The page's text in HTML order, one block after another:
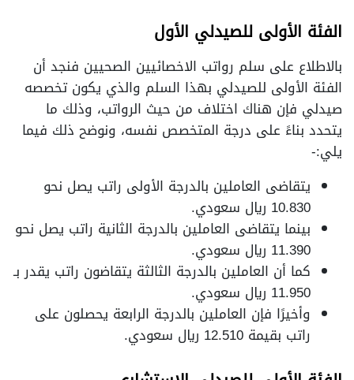
الفئة الأولى للصيدلي الأول
بالاطلاع على سلم رواتب الاخصائيين الصحيين فنجد أن
الفئة الأولى للصيدلي بهذا السلم والذي يكون تخصصه
صيدلي فإن هناك اختلاف من حيث الرواتب، وذلك ما
يتحدد بناءً على درجة المتخصص نفسه، ونوضح ذلك فيما
يلي:-
يتقاضى العاملين بالدرجة الأولى راتب يصل نحو
10.830 ريال سعودي.
بينما يتقاضى العاملين بالدرجة الثانية راتب يصل نحو
11.390 ريال سعودي.
كما أن العاملين بالدرجة الثالثة يتقاضون راتب يقدر بـ
11.950 ريال سعودي.
وأخيرًا فإن العاملين بالدرجة الرابعة يحصلون على
راتب بقيمة 12.510 ريال سعودي.